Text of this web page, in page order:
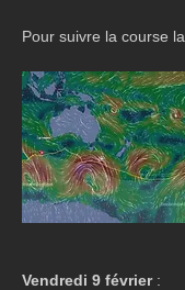
Pour suivre la course la
Vendredi 9 février :